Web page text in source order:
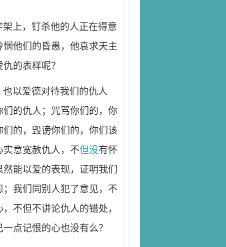
上，钉杀他的人正在得意
他们的昏愚，他哀求天主
的表样呢？
以爱德对待我们的仇人
的仇人；咒骂你们的，你
的，毁谤你们的，你们该
意宽赦仇人，不但没有怀
能以爱的表现，证明我们
我们同别人犯了意见，不
不但不讲论仇人的错处，
点记恨的心也没有么？